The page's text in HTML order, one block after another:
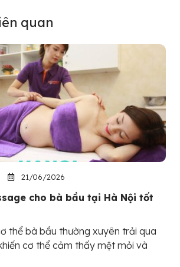
quan
21/06/2026
cho bà bầu tại Hà Nội tốt
thể bà bầu thường xuyên trải qua
cơ thể cảm thấy mệt mỏi và